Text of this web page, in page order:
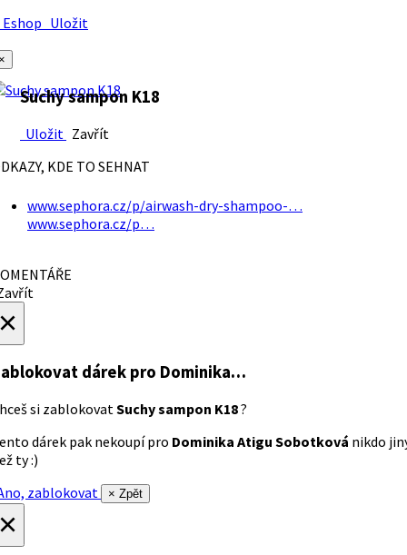
Uložit
Suchy sampon K18
Uložit Zavřít
KDE TO SEHNAT
www.sephora.cz/p/airwash-dry-shampoo-…
www.sephora.cz/p…
dárek pro Dominika…
si zablokovatSuchy sampon K18?
dárek pak nekoupí pro Dominika Atigu Sobotková nikdo
ty :)
zablokovat
× Zpět